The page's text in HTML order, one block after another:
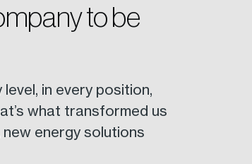
to be
in every position,
what transformed us
energy solutions